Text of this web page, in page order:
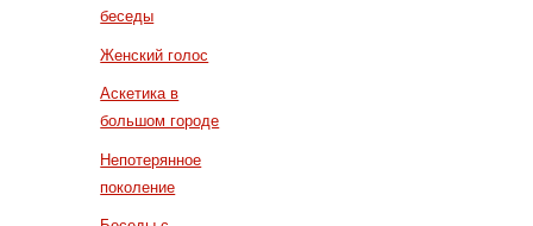
беседы
Женский голос
Аскетика в
большом городе
Непотерянное
поколение